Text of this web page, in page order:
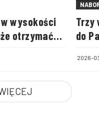
wysokości
otrzymać
Trzy
do
2026-